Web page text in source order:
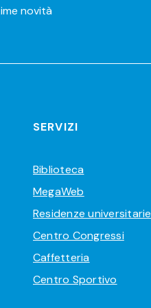
novità
SERVIZI
Biblioteca
MegaWeb
Residenze universitarie
Centro Congressi
Caffetteria
Centro Sportivo